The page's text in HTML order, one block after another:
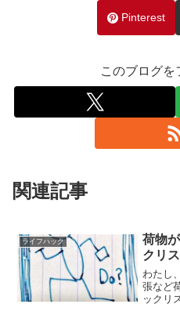
Pinterest
このブログを
関連記事
ライフハック
荷物
クリ
わたし
張など
ックリ
ように